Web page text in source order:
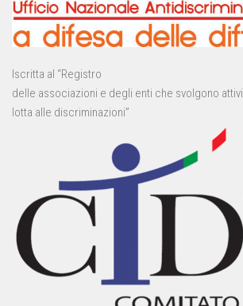
Iscritta al “Registro
delle associazioni e degli enti che svolgono
lotta alle discriminazioni”